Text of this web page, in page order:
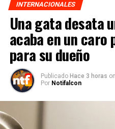
INTERNACIONALES
Una gata desata
acaba en un
para su dueño
Publicado Hace 3 horas on
Por Notifalcon